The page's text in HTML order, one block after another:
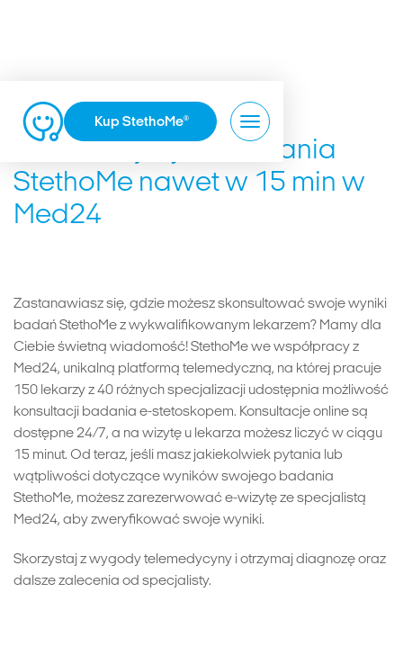
Kup StethoMe®
Skonsultuj wynik badania
StethoMe nawet w 15 min w
Med24
Zastanawiasz się, gdzie możesz skonsultować swoje wyniki
badań StethoMe z wykwalifikowanym lekarzem? Mamy dla
Ciebie świetną wiadomość! StethoMe we współpracy z
Med24, unikalną platformą telemedyczną, na której pracuje
150 lekarzy z 40 różnych specjalizacji udostępnia możliwość
konsultacji badania e-stetoskopem. Konsultacje online są
dostępne 24/7, a na wizytę u lekarza możesz liczyć w ciągu
15 minut. Od teraz, jeśli masz jakiekolwiek pytania lub
wątpliwości dotyczące wyników swojego badania
StethoMe, możesz zarezerwować e-wizytę ze specjalistą
Med24, aby zweryfikować swoje wyniki.
Skorzystaj z wygody telemedycyny i otrzymaj diagnozę oraz
dalsze zalecenia od specjalisty.